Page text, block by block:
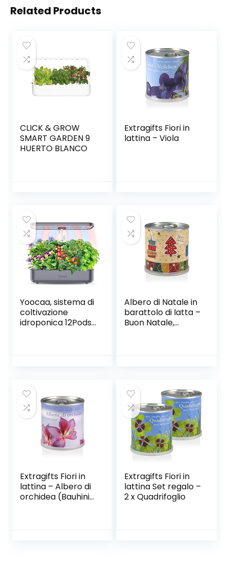
Related Products
CLICK & GROW
SMART GARDEN 9
HUERTO BLANCO
Extragifts Fiori in
lattina – Viola
Yoocaa, sistema di
coltivazione
idroponica 12Pods
automatica del
timer
Albero di Natale in
barattolo di latta –
Buon Natale,
Extragifts Fiori in
lattina – Albero di
orchidea (Bauhinia
Extragifts Fiori in
lattina Set regalo –
2 x Quadrifoglio